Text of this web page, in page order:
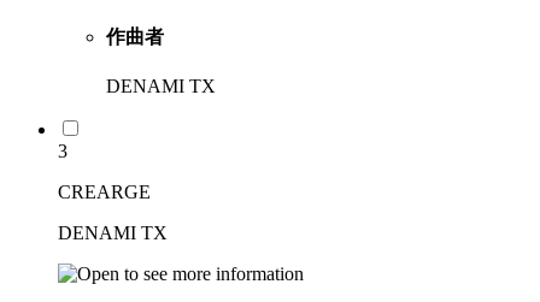
作曲者
DENAMI TX
3
CREARGE
DENAMI TX